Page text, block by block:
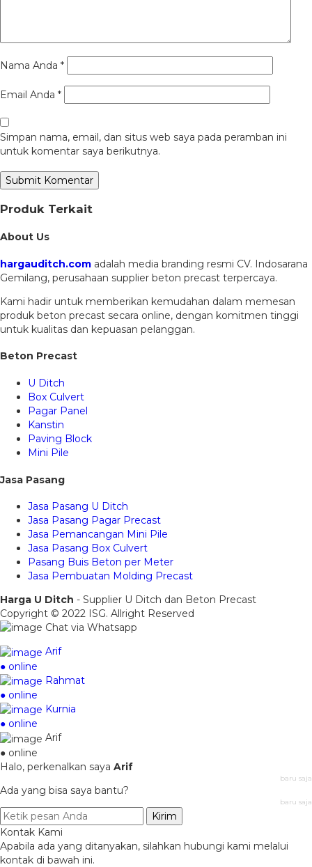
Nama Anda *
Email Anda *
Simpan nama, email, dan situs web saya pada peramban ini
untuk komentar saya berikutnya.
Produk Terkait
About Us
hargauditch.com adalah media branding resmi CV. Indosarana
Gemilang, perusahaan supplier beton precast terpercaya.
Kami hadir untuk memberikan kemudahan dalam memesan
produk beton precast secara online, dengan komitmen tinggi
untuk kualitas dan kepuasan pelanggan.
Beton Precast
U Ditch
Box Culvert
Pagar Panel
Kanstin
Paving Block
Mini Pile
Jasa Pasang
Jasa Pasang U Ditch
Jasa Pasang Pagar Precast
Jasa Pemancangan Mini Pile
Jasa Pasang Box Culvert
Pasang Buis Beton per Meter
Jasa Pembuatan Molding Precast
Harga U Ditch - Supplier U Ditch dan Beton Precast
Copyright © 2022 ISG. Allright Reserved
Chat via Whatsapp
Arif
● online
Rahmat
● online
Kurnia
● online
Arif
● online
Halo, perkenalkan saya Arif
baru saja
Ada yang bisa saya bantu?
baru saja
Kirim
Kontak Kami
Apabila ada yang ditanyakan, silahkan hubungi kami melalui
kontak di bawah ini.